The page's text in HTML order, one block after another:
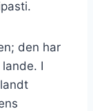
den har
I